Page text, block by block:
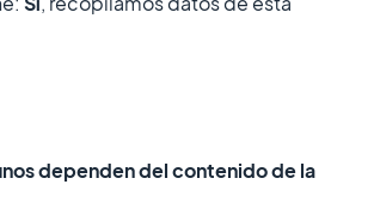
dependen del contenido de la